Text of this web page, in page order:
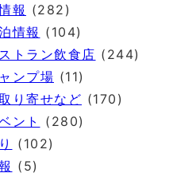
報 (282)
情報 (104)
トラン飲食店 (244)
ンプ場 (11)
り寄せなど (170)
ント
(280)
(102)
(5)